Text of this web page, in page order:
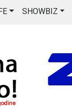
SHOWBIZ